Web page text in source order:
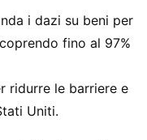
i dazi su beni per
fino al 97%
ridurre le barriere e
Uniti.